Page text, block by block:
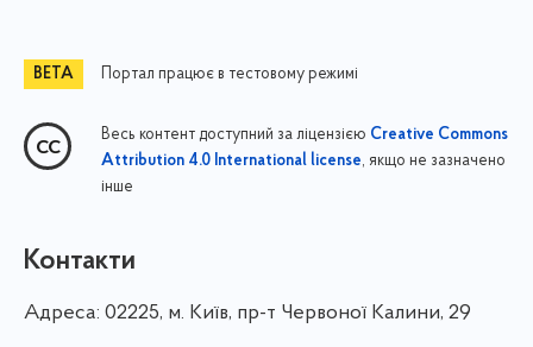
Портал працює в тестовому режимі
Весь контент доступний за ліцензією Creative Commons
Attribution 4.0 International license, якщо не зазначено
інше
Контакти
Адреса: 02225, м. Київ, пр-т Червоної Калини, 29